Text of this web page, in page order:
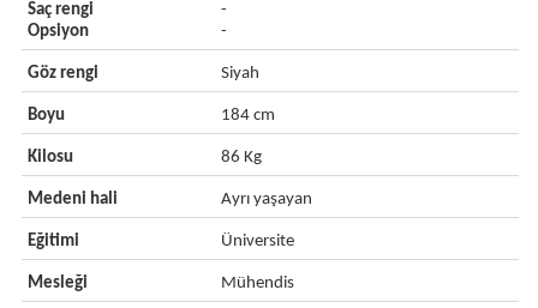
Saç rengi
Opsiyon
-
-
Göz rengi Siyah
Boyu 184 cm
Kilosu 86 Kg
Medeni hali Ayrı yaşayan
Eğitimi Üniversite
Mesleği Mühendis